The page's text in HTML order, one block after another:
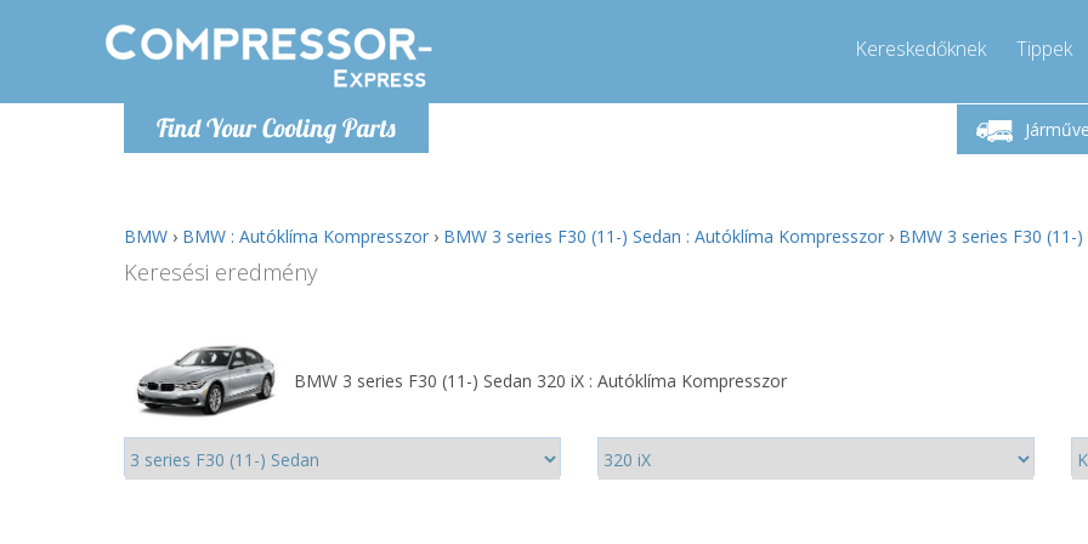
Find Your Cooling Parts
Kereskedőknek Tippek
Hétfő-Péntek 9-17
Hívjon!
BMW › BMW : Autóklíma Kompresszor › BMW 3 series F30 (11-) Sedan : Autóklíma Kompresszor › BMW 3 series F30 (11-
Keresési eredmény
BMW 3 series F30 (11-) Sedan 320 iX : Autóklíma Kompresszor